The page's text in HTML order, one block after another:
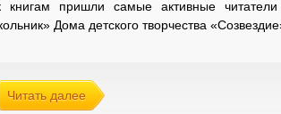
книгам пришли самые активные
Дома детского творчества
Читать далее